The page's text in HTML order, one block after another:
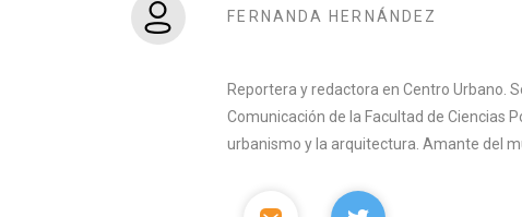
FERNANDA HERNÁNDEZ
Reportera y redactora en Centro Urbano.
Comunicación de la Facultad de Ciencias
urbanismo y la arquitectura. Amante del